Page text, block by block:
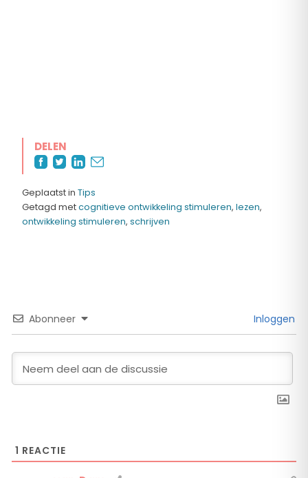
DELEN
Geplaatst in Tips
Getagd metcognitieve ontwikkeling stimuleren, lezen,
ontwikkeling stimuleren, schrijven
Abonneer Inloggen
1 REACTIE